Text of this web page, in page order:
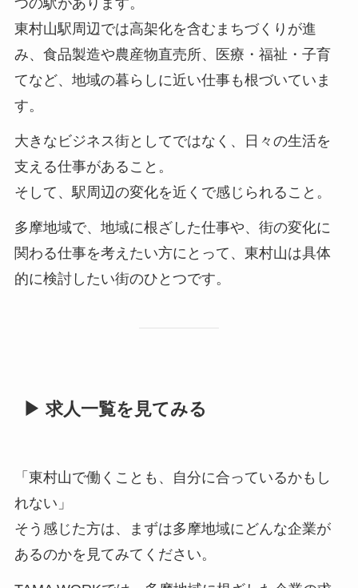
つの駅があります。
東村山駅周辺では高架化を含むまちづくりが進
み、食品製造や農産物直売所、医療・福祉・子育
てなど、地域の暮らしに近い仕事も根づいていま
す。
大きなビジネス街としてではなく、日々の生活を
支える仕事があること。
そして、駅周辺の変化を近くで感じられること。
多摩地域で、地域に根ざした仕事や、街の変化に
関わる仕事を考えたい方にとって、東村山は具体
的に検討したい街のひとつです。
▶ 求人一覧を見てみる
「東村山で働くことも、自分に合っているかもし
れない」
そう感じた方は、まずは多摩地域にどんな企業が
あるのかを見てみてください。